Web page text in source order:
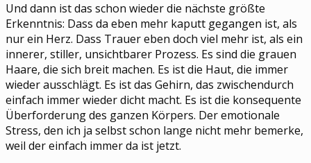
Und dann ist das schon wieder die nächste größte
Erkenntnis: Dass da eben mehr kaputt gegangen ist, als
nur ein Herz. Dass Trauer eben doch viel mehr ist, als ein
innerer, stiller, unsichtbarer Prozess. Es sind die grauen
Haare, die sich breit machen. Es ist die Haut, die immer
wieder ausschlägt. Es ist das Gehirn, das zwischendurch
einfach immer wieder dicht macht. Es ist die konsequente
Überforderung des ganzen Körpers. Der emotionale
Stress, den ich ja selbst schon lange nicht mehr bemerke,
weil der einfach immer da ist jetzt.